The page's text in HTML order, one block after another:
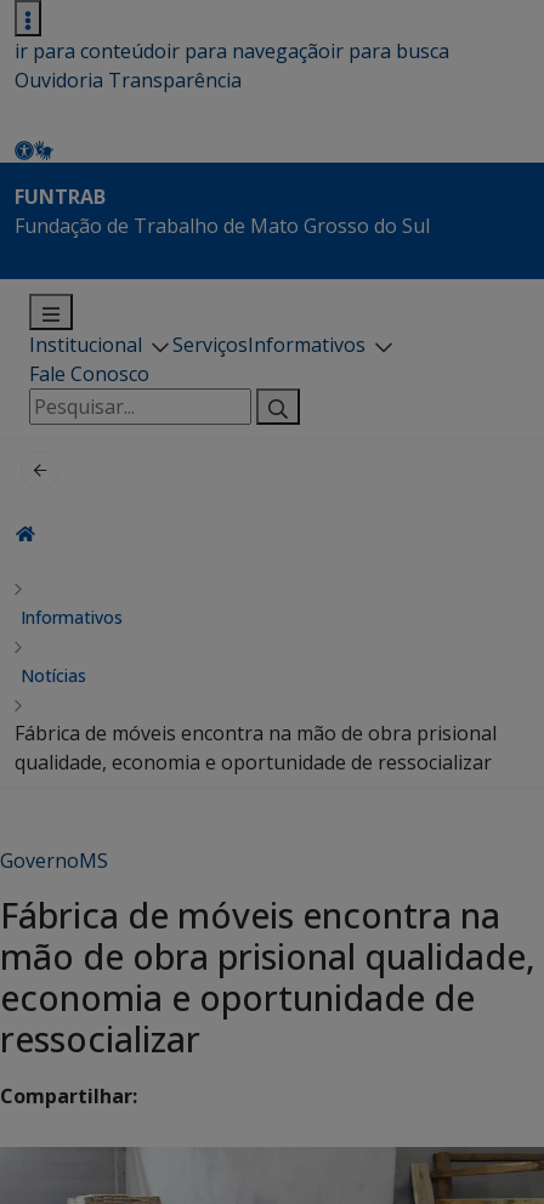
ir para conteúdoir para navegaçãoir para busca
Ouvidoria Transparência
FUNTRAB
Fundação de Trabalho de Mato Grosso do Sul
Institucional ServiçosInformativos
Fale Conosco
Pesquisar
por:
Informativos
Notícias
Fábrica de móveis encontra na mão de obra prisional
qualidade, economia e oportunidade de ressocializar
GovernoMS
Fábrica de móveis encontra na
mão de obra prisional qualidade,
economia e oportunidade de
ressocializar
Compartilhar: